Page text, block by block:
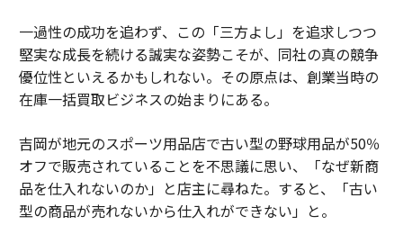
一過性の成功を追わず、この「三方よし」を追求しつつ
堅実な成長を続ける誠実な姿勢こそが、同社の真の競争
優位性といえるかもしれない。その原点は、創業当時の
在庫一括買取ビジネスの始まりにある。
吉岡が地元のスポーツ用品店で古い型の野球用品が50％
オフで販売されていることを不思議に思い、「なぜ新商
品を仕入れないのか」と店主に尋ねた。すると、「古い
型の商品が売れないから仕入れができない」と。